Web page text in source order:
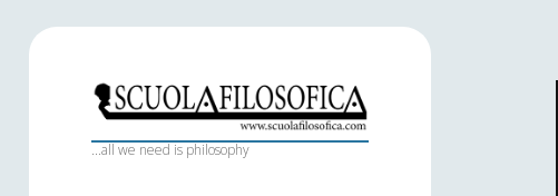
S
c
...all we need is philosophy